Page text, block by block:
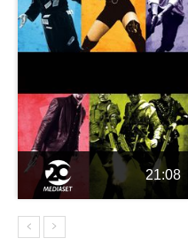
21:08